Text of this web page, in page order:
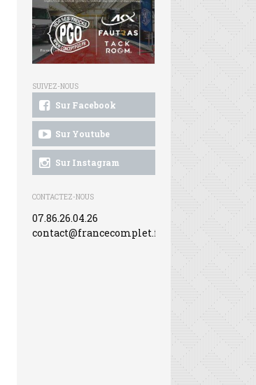
SUIVEZ-NOUS
Sur Facebook
Sur Youtube
Sur Instagram
CONTACTEZ-NOUS
07.86.26.04.26
contact@francecomplet.fr